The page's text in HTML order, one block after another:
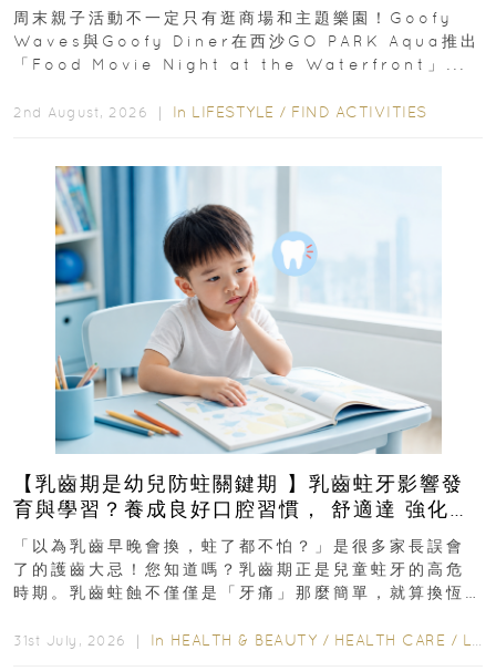
外影院逢週末登場
周末親子活動不一定只有逛商場和主題樂園！Goofy
Waves與Goofy Diner在西沙GO PARK Aqua推出
「Food Movie Night at the Waterfront」...
2nd August, 2026 ｜ In LIFESTYLE / FIND ACTIVITIES
【乳齒期是幼兒防蛀關鍵期 】乳齒蛀牙影響發
育與學習？養成良好口腔習慣， 舒適達 強化琺
瑯質 兒童牙膏防護指南
「以為乳齒早晚會換，蛀了都不怕？」是很多家長誤會
了的護齒大忌！您知道嗎？乳齒期正是兒童蛀牙的高危
時期。乳齒蛀蝕不僅僅是「牙痛」那麼簡單，就算換恆
31st July, 2026 ｜ In HEALTH & BEAUTY / HEALTH CARE / LIFESTYLE